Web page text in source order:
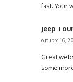
fast. Your
Jeep
outubro 16,
Great
some